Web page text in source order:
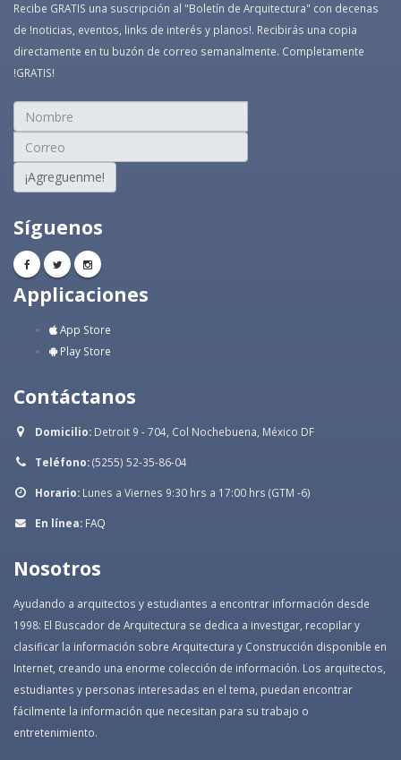
Recibe GRATIS una suscripción al "Boletín de Arquitectura" con decenas
de !noticias, eventos, links de interés y planos!. Recibirás una copia
directamente en tu buzón de correo semanalmente. Completamente
!GRATIS!
¡Agreguenme!
Síguenos
Applicaciones
App Store
Play Store
Contáctanos
Domicilio: Detroit 9 - 704, Col Nochebuena, México DF
Teléfono:(5255) 52-35-86-04
Horario: Lunes a Viernes 9:30 hrs a 17:00 hrs (GTM -6)
En línea: FAQ
Nosotros
Ayudando a arquitectos y estudiantes a encontrar información desde
1998: El Buscador de Arquitectura se dedica a investigar, recopilar y
clasificar la información sobre Arquitectura y Construcción disponible en
Internet, creando una enorme colección de información. Los arquitectos,
estudiantes y personas interesadas en el tema, puedan encontrar
fácilmente la información que necesitan para su trabajo o
entretenimiento.